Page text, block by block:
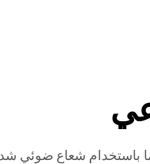
شعاع ضوئي شديد